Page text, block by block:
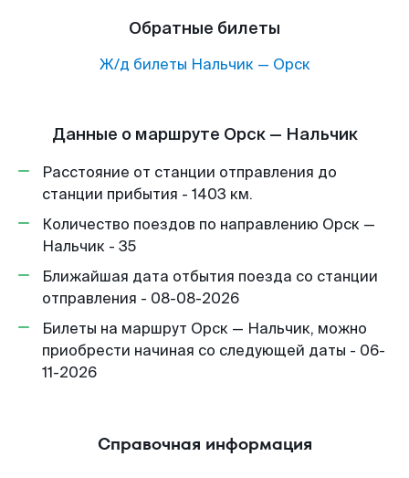
Обратные билеты
Ж/д билеты Нальчик— Орск
Данные о маршруте Орск — Нальчик
Расстояние от станции отправления до
станции прибытия - 1403 км.
Количество поездов по направлению Орск —
Нальчик - 35
Ближайшая дата отбытия поезда со станции
отправления - 08-08-2026
Билеты на маршрут Орск — Нальчик, можно
приобрести начиная со следующей даты - 06-
11-2026
Справочная информация